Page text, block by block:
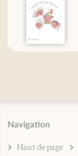
Navigation
Haut de page